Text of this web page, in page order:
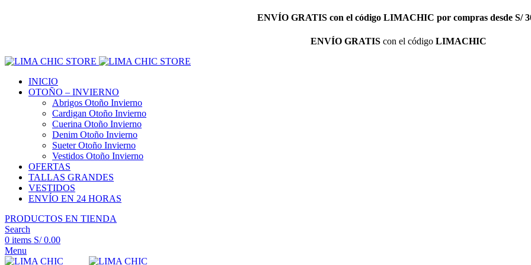
ENVÍO GRATIS con el código LIMACHIC por compras desde S/
ENVÍO GRATIScon el código LIMACHIC
INICIO
OTOÑO – INVIERNO
Abrigos Otoño Invierno
Cardigan Otoño Invierno
Cuerina Otoño Invierno
Denim Otoño Invierno
Sueter Otoño Invierno
Vestidos Otoño Invierno
OFERTAS
TALLAS GRANDES
VESTIDOS
ENVÍO EN 24 HORAS
PRODUCTOS EN TIENDA
Search
0 items S/0.00
Menu